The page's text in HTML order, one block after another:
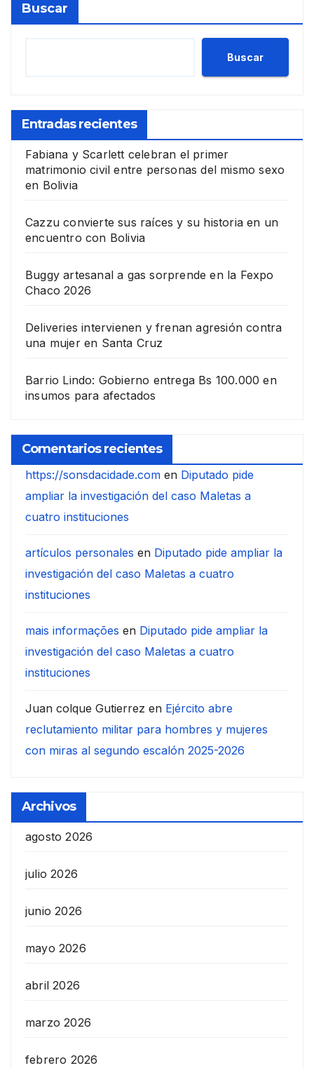
Buscar
Buscar
Entradas recientes
Fabiana y Scarlett celebran el primer
matrimonio civil entre personas del mismo sexo
en Bolivia
Cazzu convierte sus raíces y su historia en un
encuentro con Bolivia
Buggy artesanal a gas sorprende en la Fexpo
Chaco 2026
Deliveries intervienen y frenan agresión contra
una mujer en Santa Cruz
Barrio Lindo: Gobierno entrega Bs 100.000 en
insumos para afectados
Comentarios recientes
https://sonsdacidade.com en Diputado pide
ampliar la investigación del caso Maletas a
cuatro instituciones
artículos personales en Diputado pide ampliar la
investigación del caso Maletas a cuatro
instituciones
mais informações en Diputado pide ampliar la
investigación del caso Maletas a cuatro
instituciones
Juan colque Gutierrez en Ejército abre
reclutamiento militar para hombres y mujeres
con miras al segundo escalón 2025-2026
Archivos
agosto 2026
julio 2026
junio 2026
mayo 2026
abril 2026
marzo 2026
febrero 2026